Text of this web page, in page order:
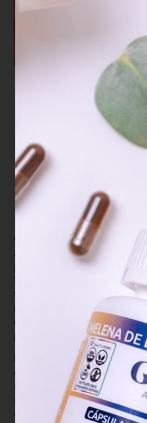
Hericium
conocido como
su peculiar
común en la
Este hongo es
diversos
propiedades
hericenonas,
esteroles y
Gracias a sus
antiinflamatorias y su
producción de factores
Melena de León tiene
tratamiento y
neurodegenerativas
otros trastornos del
para aliviar síntomas de
Durante enfermedades
el Alzheimer, Parkinson
neuronas sufren una
una disminución de las
de memoria y deterioro